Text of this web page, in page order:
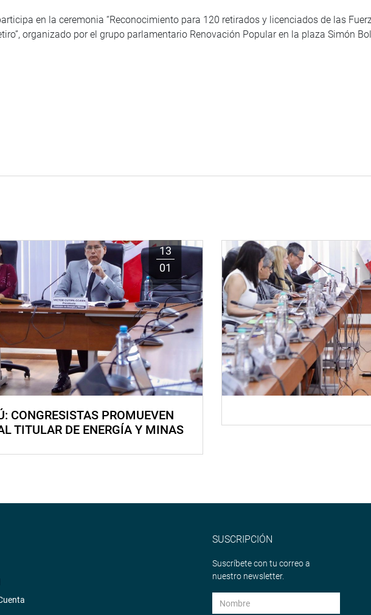
en la ceremonia “Reconocimiento para 120 retirados y licenciados de las
organizado por el grupo parlamentario Renovación Popular en la plaza Simón
13
01
CONGRESISTAS PROMUEVEN
TITULAR DE ENERGÍA Y MINAS
SUSCRIPCIÓN
Suscríbete con tu correo a
nuestro newsletter.